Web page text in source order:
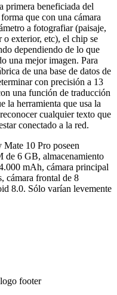
primera beneficiada del
que con una cámara
a fotografiar (paisaje,
exterior, etc), el chip se
dependiendo de lo que
una mejor imagen. Para
de una base de datos de
con precisión a 13
una función de traducción
la herramienta que usa la
cualquier texto que
conectado a la red.
10 Pro poseen
de 6 GB, almacenamiento
mAh, cámara principal
cámara frontal de 8
8.0. Sólo varían levemente